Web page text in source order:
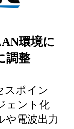
環境に
調整
スポイン
ェント化
や電波出力